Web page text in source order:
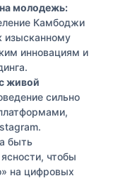
молодежь:
Камбоджи
изысканному
инновациям и
живой
сильно
быть
чтобы
на цифровых